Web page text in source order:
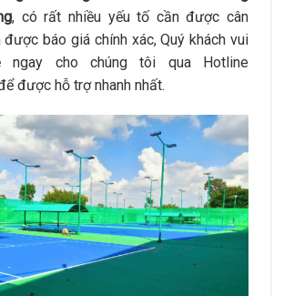
, có rất nhiều yếu tố cần được cân
được báo giá chính xác, Quý khách vui
ngay cho chúng tôi qua Hotline
được hỗ trợ nhanh nhất.